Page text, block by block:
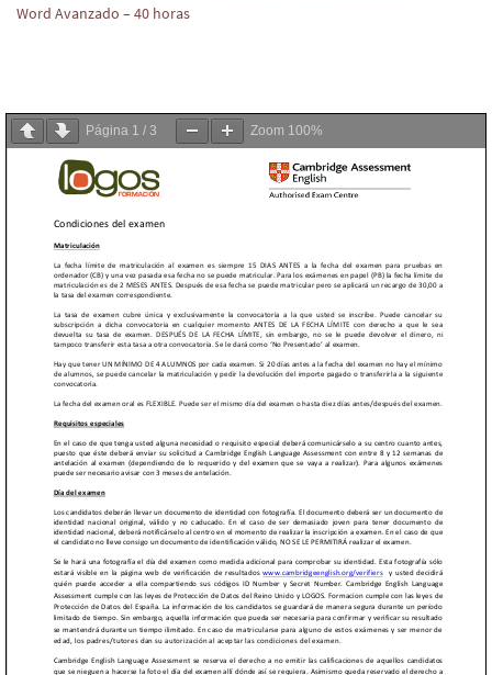
Word Avanzado – 40 horas
Página 1 / 3 Zoom 100%